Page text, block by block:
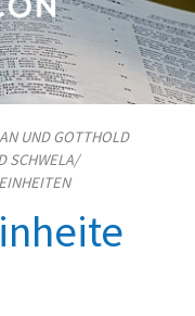
UND GOTTHOLD
SCHWELA/​